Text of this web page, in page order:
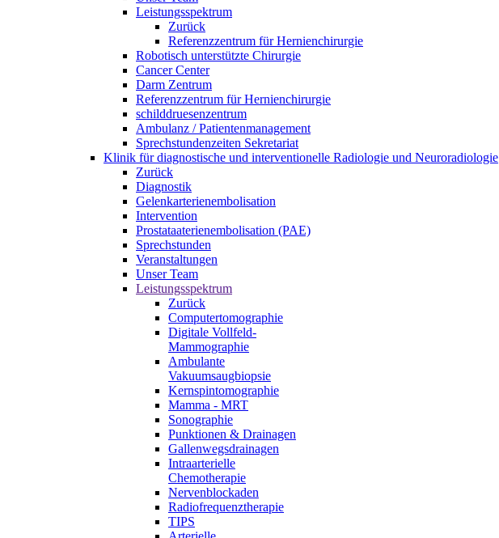
Leistungsspektrum
Zurück
Referenzzentrum für Hernienchirurgie
Robotisch unterstützte Chirurgie
Cancer Center
Darm Zentrum
Referenzzentrum für Hernienchirurgie
schilddruesenzentrum
Ambulanz / Patientenmanagement
Sprechstundenzeiten Sekretariat
Klinik für diagnostische und interventionelle Radiologie und Neuroradiologie
Zurück
Diagnostik
Gelenkarterienembolisation
Intervention
Prostataaterienembolisation (PAE)
Sprechstunden
Veranstaltungen
Unser Team
Leistungsspektrum
Zurück
Computertomographie
Digitale Vollfeld-
Mammographie
Ambulante
Vakuumsaugbiopsie
Kernspintomographie
Mamma - MRT
Sonographie
Punktionen & Drainagen
Gallenwegsdrainagen
Intraarterielle
Chemotherapie
Nervenblockaden
Radiofrequenztherapie
TIPS